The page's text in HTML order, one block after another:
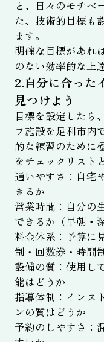
と、日々のモチベ
た、技術的目標も
ます。
明確な目標があれ
のない効率的な上
2.自分に合った
見つけよう
目標を設定したら
フ施設を足利市内
的な練習のために
をチェックリスト
通いやすさ：自宅
きるか
営業時間：自分の
できるか（早朝・
料金体系：予算に
制・回数券・時間
設備の質：使用し
能はどうか
指導体制：インス
ンの質はどうか
予約のしやすさ：